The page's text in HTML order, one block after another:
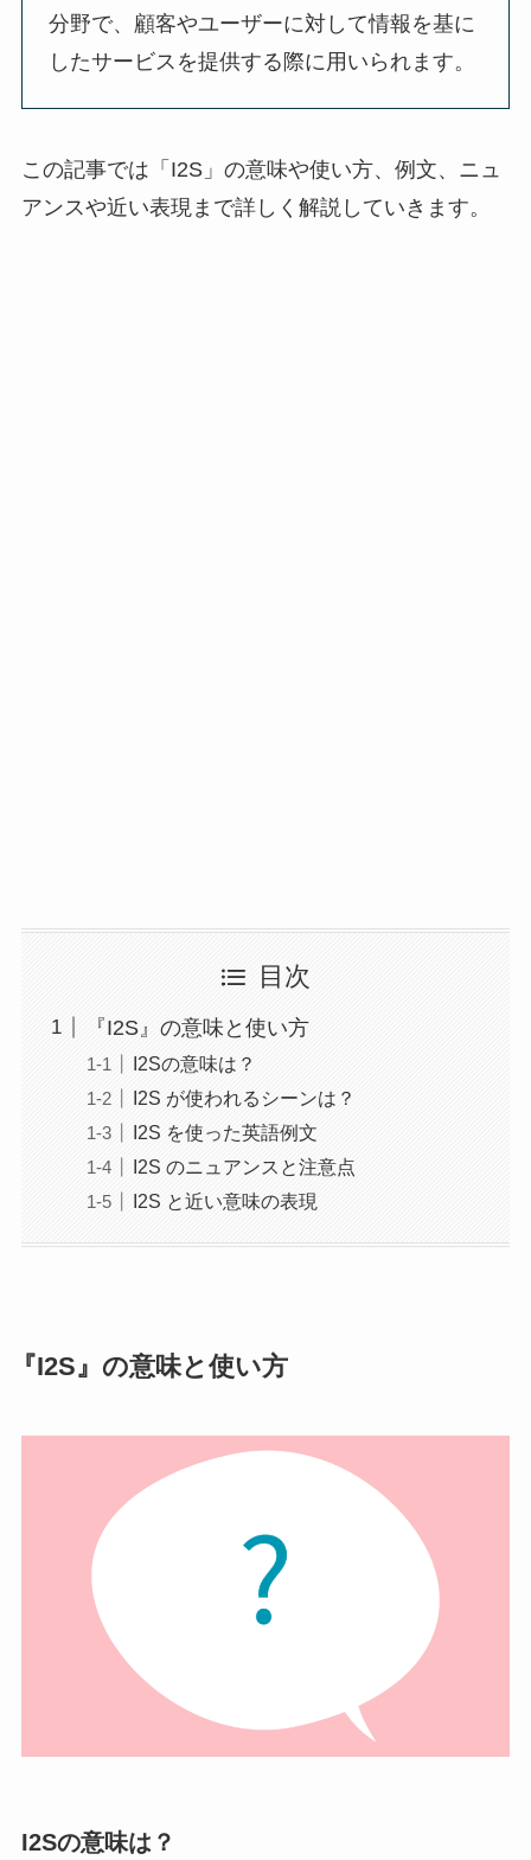
分野で、顧客やユーザーに対して情報を基に
したサービスを提供する際に用いられます。
この記事では「I2S」の意味や使い方、例文、ニュ
アンスや近い表現まで詳しく解説していきます。
目次
『I2S』の意味と使い方
I2Sの意味は？
I2S が使われるシーンは？
I2S を使った英語例文
I2S のニュアンスと注意点
I2S と近い意味の表現
『I2S』の意味と使い方
I2Sの意味は？